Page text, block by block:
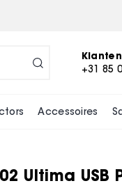
+31 85
Accessoires
Ultima USB